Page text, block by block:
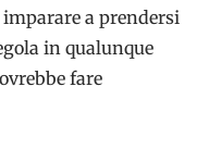
a prendersi
in qualunque
fare